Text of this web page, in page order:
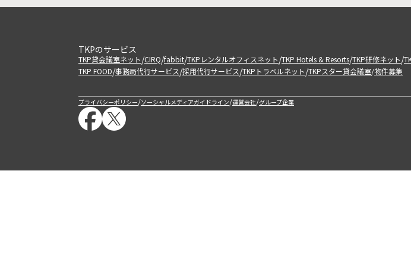
TKPのサービス
TKP貸会議室ネット/CIRQ/fabbit/TKPレンタルオフィスネット/TKP Hotels & Resorts/TKP研修ネット/
TKP FOOD/事務局代行サービス/採用代行サービス/TKPトラベルネット/TKPスター貸会議室/物件募集
プライバシーポリシー/ソーシャルメディアガイドライン/運営会社/グループ企業